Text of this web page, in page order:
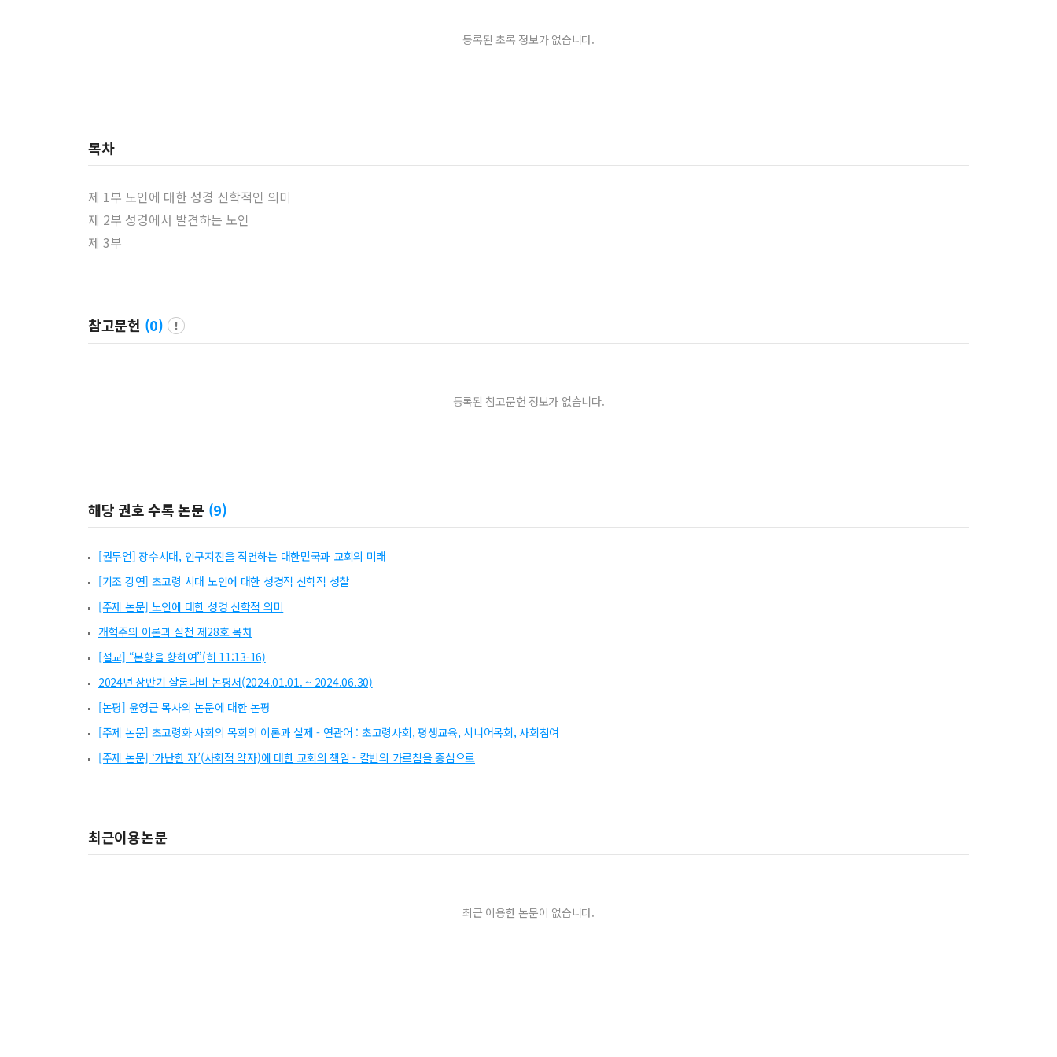
등록된 초록 정보가 없습니다.
목차
제 1부 노인에 대한 성경 신학적인 의미
제 2부 성경에서 발견하는 노인
제 3부
참고문헌 (0)
등록된 참고문헌 정보가 없습니다.
해당 권호 수록 논문 (9)
[권두언] 장수시대, 인구지진을 직면하는 대한민국과 교회의 미래
[기조 강연] 초고령 시대 노인에 대한 성경적 신학적 성찰
[주제 논문] 노인에 대한 성경 신학적 의미
개혁주의 이론과 실천 제28호 목차
[설교] “본향을 향하여”(히 11:13-16)
2024년 상반기 샬롬나비 논평서(2024.01.01. ~ 2024.06.30)
[논평] 윤영근 목사의 논문에 대한 논평
[주제 논문] 초고령화 사회의 목회의 이론과 실제 - 연관어 : 초고령사회, 평생교육, 시니어목회, 사회참여
[주제 논문] ‘가난한 자’(사회적 약자)에 대한 교회의 책임 - 칼빈의 가르침을 중심으로
최근이용논문
최근 이용한 논문이 없습니다.